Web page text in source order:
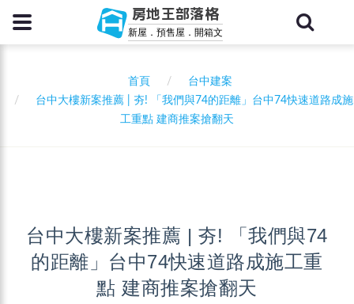
房地王部落格
新屋．預售屋．開箱文
首頁
台中建案
台中大樓新案推薦 | 夯! 「我們與74的距離」台中74快速道路成施
工重點 建商推案搶翻天
台中大樓新案推薦 | 夯! 「我們與74
的距離」台中74快速道路成施工重
點 建商推案搶翻天